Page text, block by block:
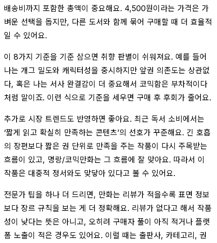
배송비까지 포함한 총액이 중요해요. 4,500원이라는 가격은 가
벼운 선택을 돕지만, 다른 도서와 함께 묶어 구매할 때 더 효율적
일 수 있어요.
이 8가지 기준을 기준 삼으면 취향 판별이 쉬워져요. 예를 들어
나는 개그 밀도와 캐릭터성을 중시하지만 앞권 의존도는 상관없
다, 혹은 나는 서사 완결감이 더 중요해서 코믹함은 부차적이다
처럼 말이죠. 이런 식으로 기준을 세우면 구매 후 후회가 줄어요.
추가로 시장 트렌드도 반영하면 좋아요. 최근 독서 소비에서는
‘짧게 읽고 확실히 만족하는 콘텐츠’의 선호가 꾸준해요. 긴 호흡
의 장편보다 짧은 권 단위로 만족을 주는 작품이 다시 주목받는
흐름이 있고, 명랑/코믹만화는 그 흐름에 잘 맞아요. 따라서 이
작품은 대중적 정서와도 맞닿아 있다고 볼 수 있어요.
전문가 팁을 하나 더 드리면, 만화는 리뷰가 적을수록 표면 정보
보다 장르 규칙을 보는 게 더 정확해요. 리뷰가 없다고 해서 작품
성이 낮다는 뜻은 아니고, 오히려 구매자 풀이 아직 적거나 플랫
폼 노출이 적은 경우도 있어요. 이럴 때는 출판사, 카테고리, 권